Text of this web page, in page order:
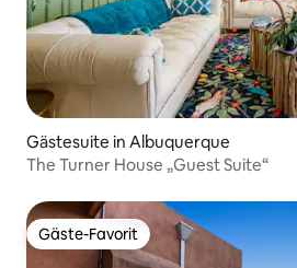
Gästesuite in Albuquerque
The Turner House „Guest Suite“
Gäste-Favorit
Gäste-Favorit